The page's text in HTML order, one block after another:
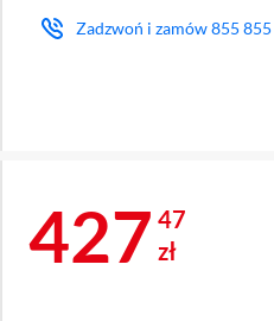
Zadzwoń i zamów855
Cena
427 47
zł